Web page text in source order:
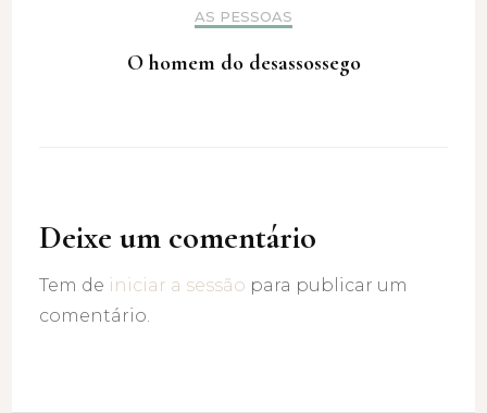
AS PESSOAS
O homem do desassossego
Deixe um comentário
Tem de iniciar a sessão para publicar um
comentário.